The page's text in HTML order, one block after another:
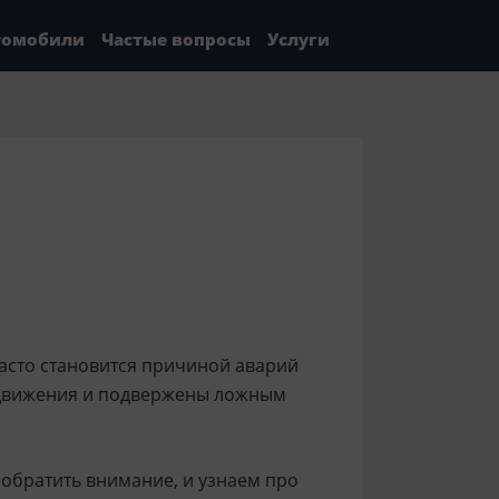
Частые вопросы Услуги
становится причиной аварий
и подвержены ложным
внимание, и узнаем про